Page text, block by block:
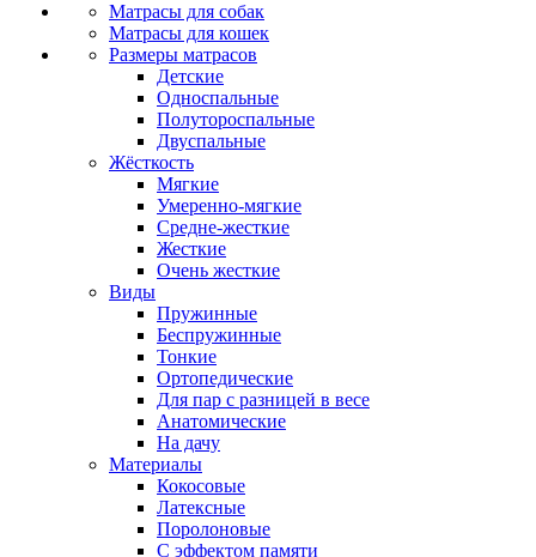
Матрасы для собак
Матрасы для кошек
Размеры матрасов
Детские
Односпальные
Полутороспальные
Двуспальные
Жёсткость
Мягкие
Умеренно-мягкие
Средне-жесткие
Жесткие
Очень жесткие
Виды
Пружинные
Беспружинные
Тонкие
Ортопедические
Для пар с разницей в весе
Анатомические
На дачу
Материалы
Кокосовые
Латексные
Поролоновые
С эффектом памяти